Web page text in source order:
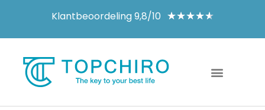
Klantbeoordeling 9,8/10 ★★★★★